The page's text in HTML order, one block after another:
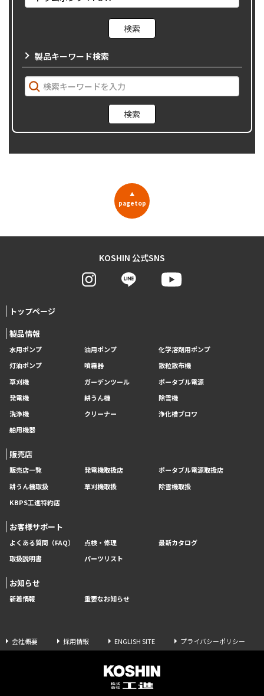
製品キーワード検索
▲
pagetop
KOSHIN 公式SNS
トップページ
製品情報
水用ポンプ 油用ポンプ
化学溶剤用ポンプ
灯油ポンプ
噴霧器
散粒散布機
草刈機
ガーデンツール
ポータブル電源
発電機
耕うん機
除雪機
洗浄機
クリーナー
浄化槽ブロワ
舶用機器
販売店
販売店一覧 発電機取扱店
ポータブル電源取扱店
耕うん機取扱
草刈機取扱
除雪機取扱
KBPS工進特約店
お客様サポート
よくある質問（FAQ） 点検・修理
最新カタログ
取扱説明書
パーツリスト
お知らせ
新着情報 重要なお知らせ
会社概要 採用情報 ENGLISH SITE プライバシーポリシー